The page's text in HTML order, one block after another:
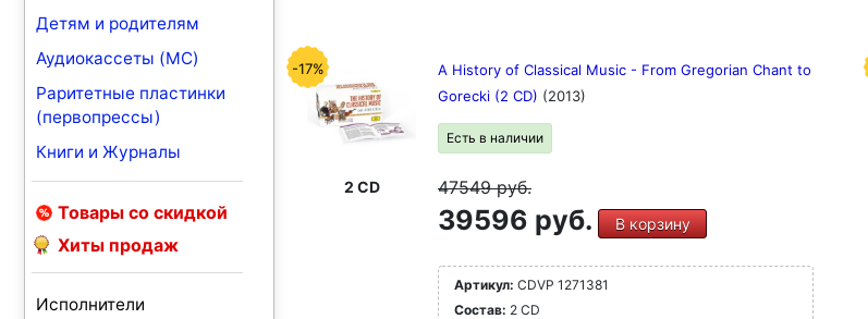
Детям и родителям
Аудиокассеты (MC)
Раритетные пластинки
(первопрессы)
Книги и Журналы
Товары со скидкой
Хиты продаж
Исполнители
-17%
2 CD
A History of Classical Music - From Gregorian Chant to
Gorecki (2 CD) (2013)
Есть в наличии
47549руб.
39596 руб. В корзину
Артикул: CDVP 1271381
Состав: 2 CD